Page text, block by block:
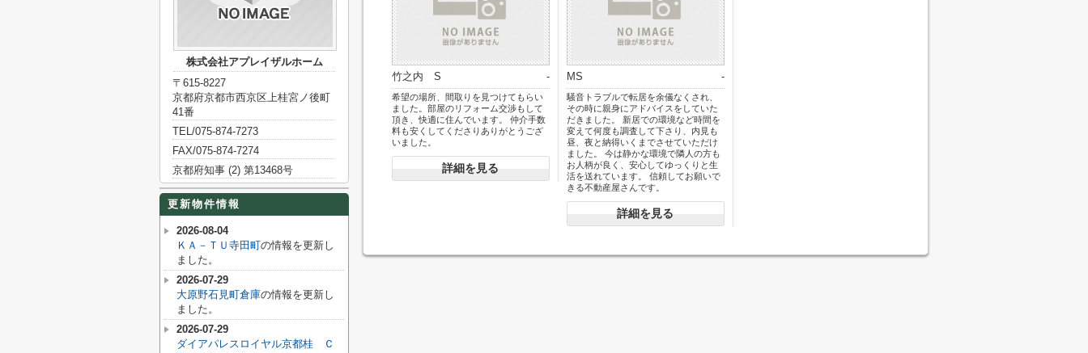
竹之内 S -
希望の場所、間取りを見つけてもらい
ました。部屋のリフォーム交渉もして
頂き、快適に住んでいます。 仲介手数
料も安くしてくださりありがとうござ
いました。
詳細を見る
MS -
騒音トラブルで転居を余儀なくされ、
その時に親身にアドバイスをしていた
だきました。 新居での環境など時間を
変えて何度も調査して下さり、内見も
昼、夜と納得いくまでさせていただけ
ました。 今は静かな環境で隣人の方も
お人柄が良く、安心してゆっくりと生
活を送れています。 信頼してお願いで
きる不動産屋さんです。
詳細を見る
株式会社アプレイザルホーム
〒615-8227
京都府京都市西京区上桂宮ノ後町
41番
TEL/075-874-7273
FAX/075-874-7274
京都府知事 (2) 第13468号
更新物件情報
2026-08-04
ＫＡ－ＴＵ寺田町の情報を更新し
ました。
2026-07-29
大原野石見町倉庫の情報を更新し
ました。
2026-07-29
ダイアパレスロイヤル京都桂 Ｃ